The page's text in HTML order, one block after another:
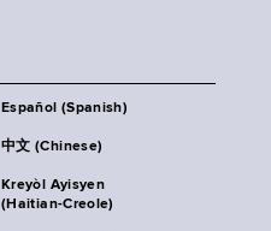
Español (Spanish)
中文 (Chinese)
Kreyòl Ayisyen
(Haitian-Creole)